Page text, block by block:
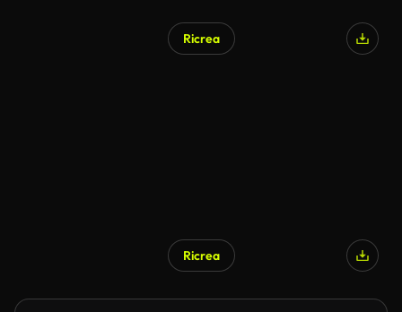
Ricrea
Ricrea